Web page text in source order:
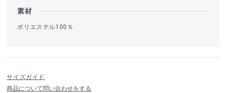
素材
ポリエステル100％
サイズガイド
商品について問い合わせをする